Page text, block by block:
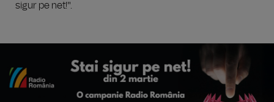
sigur pe net!".